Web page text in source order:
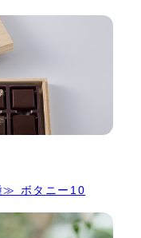
かなお 味に。 モンテ
クチョコレートでコー
ある養父市の大徳醤油
ながらの天然醸造でお
ろみをお分け頂いてア
で軽い感じにして、ノ
アパシフィックエリ
）でシルバー受賞
ボタニー10